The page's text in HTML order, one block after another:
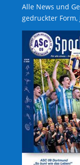
Alle News und
gedruckter